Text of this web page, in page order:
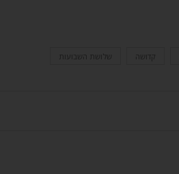
קדושה שלושת השבועות